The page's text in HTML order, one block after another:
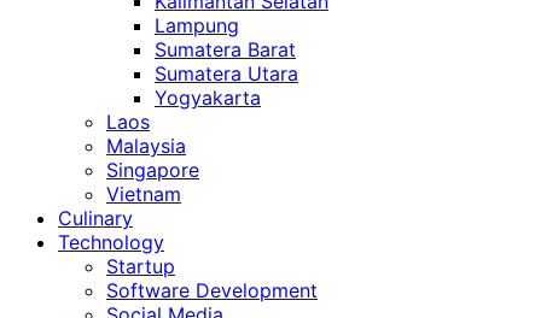
Lampung
Sumatera Barat
Sumatera Utara
Yogyakarta
Laos
Malaysia
Singapore
Vietnam
Culinary
Technology
Startup
Software Development